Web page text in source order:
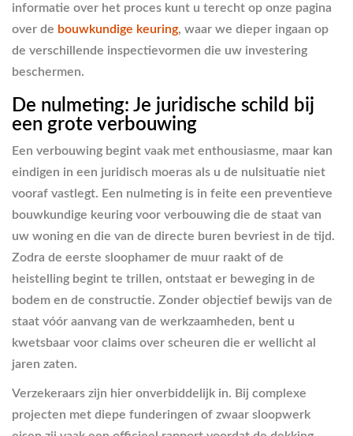
informatie over het proces kunt u terecht op onze pagina
over de bouwkundige keuring, waar we dieper ingaan op
de verschillende inspectievormen die uw investering
beschermen.
De nulmeting: Je juridische schild bij
een grote verbouwing
Een verbouwing begint vaak met enthousiasme, maar kan
eindigen in een juridisch moeras als u de nulsituatie niet
vooraf vastlegt. Een nulmeting is in feite een preventieve
bouwkundige keuring voor verbouwing die de staat van
uw woning en die van de directe buren bevriest in de tijd.
Zodra de eerste sloophamer de muur raakt of de
heistelling begint te trillen, ontstaat er beweging in de
bodem en de constructie. Zonder objectief bewijs van de
staat vóór aanvang van de werkzaamheden, bent u
kwetsbaar voor claims over scheuren die er wellicht al
jaren zaten.
Verzekeraars zijn hier onverbiddelijk in. Bij complexe
projecten met diepe funderingen of zwaar sloopwerk